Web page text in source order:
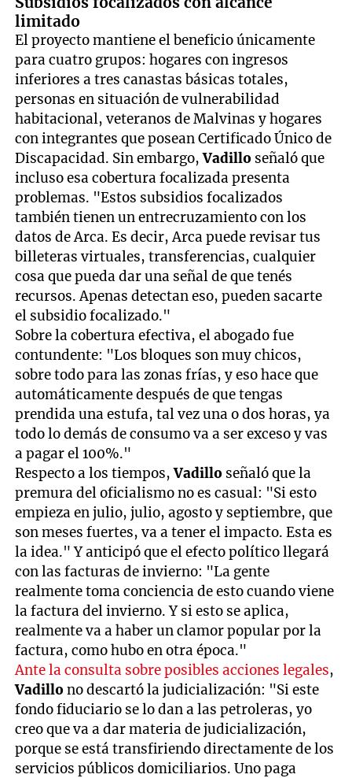
limitado
El proyecto mantiene el beneficio únicamente
para cuatro grupos: hogares con ingresos
inferiores a tres canastas básicas totales,
personas en situación de vulnerabilidad
habitacional, veteranos de Malvinas y hogares
con integrantes que posean Certificado Único de
Discapacidad. Sin embargo,Vadillo señaló que
incluso esa cobertura focalizada presenta
problemas. "Estos subsidios focalizados
también tienen un entrecruzamiento con los
datos de Arca. Es decir, Arca puede revisar tus
billeteras virtuales, transferencias, cualquier
cosa que pueda dar una señal de que tenés
recursos. Apenas detectan eso, pueden sacarte
el subsidio focalizado."
Sobre la cobertura efectiva, el abogado fue
contundente: "Los bloques son muy chicos,
sobre todo para las zonas frías, y eso hace que
automáticamente después de que tengas
prendida una estufa, tal vez una o dos horas, ya
todo lo demás de consumo va a ser exceso y vas
a pagar el 100%."
Respecto a los tiempos,Vadillo señaló que la
premura del oficialismo no es casual: "Si esto
empieza en julio, julio, agosto y septiembre, que
son meses fuertes, va a tener el impacto. Esta es
la idea." Y anticipó que el efecto político llegará
con las facturas de invierno: "La gente
realmente toma conciencia de esto cuando viene
la factura del invierno. Y si esto se aplica,
realmente va a haber un clamor popular por la
factura, como hubo en otra época."
Ante la consulta sobre posibles acciones legales,
Vadillono descartó la judicialización: "Si este
fondo fiduciario se lo dan a las petroleras, yo
creo que va a dar materia de judicialización,
porque se está transfiriendo directamente de los
servicios públicos domiciliarios. Uno paga